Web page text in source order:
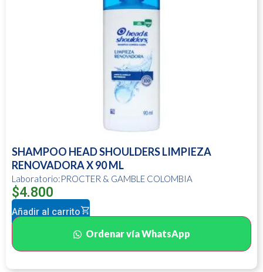
SHAMPOO HEAD SHOULDERS LIMPIEZA
RENOVADORA X 90 ML
Laboratorio:PROCTER & GAMBLE COLOMBIA
$4.800
Añadir al carrito
Ordenar vía WhatsApp